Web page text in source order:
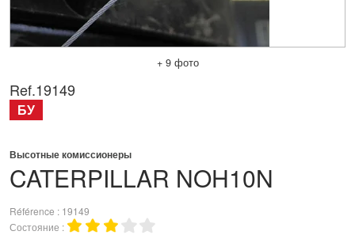
+ 9 фото
CATERPILLAR NOH10N
Высотные комиссионеры
Référence
19149
Состояние
Ref.19149
БУ